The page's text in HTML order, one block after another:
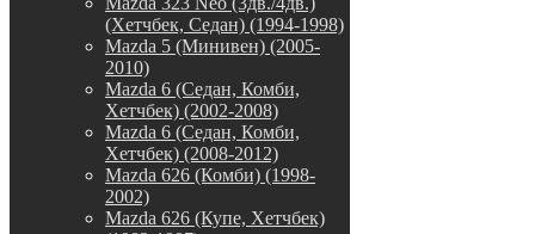
(Хетчбек, Седан) (1994-1998)
Mazda 5 (Минивен) (2005-
2010)
Mazda 6 (Седан, Комби,
Хетчбек) (2002-2008)
Mazda 6 (Седан, Комби,
Хетчбек) (2008-2012)
Mazda 626 (Комби) (1998-
2002)
Mazda 626 (Купе, Хетчбек)